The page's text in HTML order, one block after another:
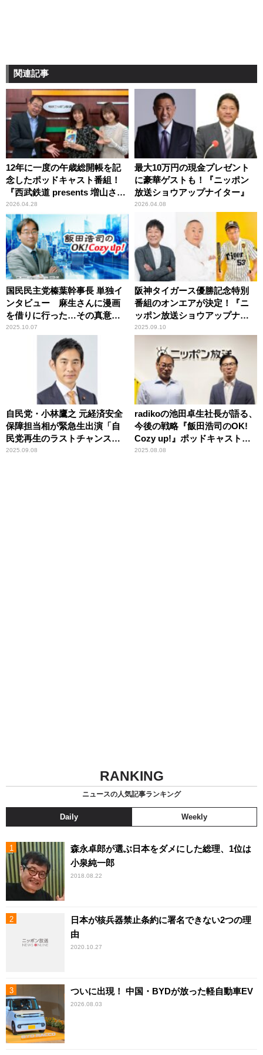
関連記事
12年に一度の午歳総開帳を記
念したポッドキャスト番組！
『西武鉄道 presents 増山さや
かの秩父ぶらり旅 秩父札所午
歳総開帳「12年に一度 扉の向
こうへ」』
2026.04.28
最大10万円の現金プレゼント
に豪華ゲストも！『ニッポン
放送ショウアップナイター』
2026.04.08
国民民主党榛葉幹事長 単独イ
ンタビュー 麻生さんに漫画
を借りに行った…その真意と
は『飯田浩司のOK!Cozy
2025.10.07
阪神タイガース優勝記念特別
番組のオンエアが決定！『ニ
ッポン放送ショウアップナイ
タースペシャル 阪神、優勝お
イガー2025』
2025.09.10
自民党・小林鷹之 元経済安全
保障担当相が緊急生出演「自
民党再生のラストチャンス」
と語る 『飯田浩司のOK!Cozy
2025.09.08
radikoの池田卓生社長が語る、
今後の戦略『飯田浩司のOK!
Cozy up!』ポッドキャスト限
定スピンオフコンテンツ 『飯
2025.08.08
RANKING
ニュースの人気記事ランキング
Daily Weekly
森永卓郎が選ぶ日本をダメにした総理、1位は
小泉純一郎
2018.08.22
日本が核兵器禁止条約に署名できない2つの理
由
2020.10.27
ついに出現！ 中国・BYDが放った軽自動車EV
2026.08.03